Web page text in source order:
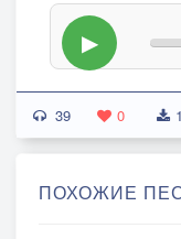
▶
39 0
ПОХОЖИЕ